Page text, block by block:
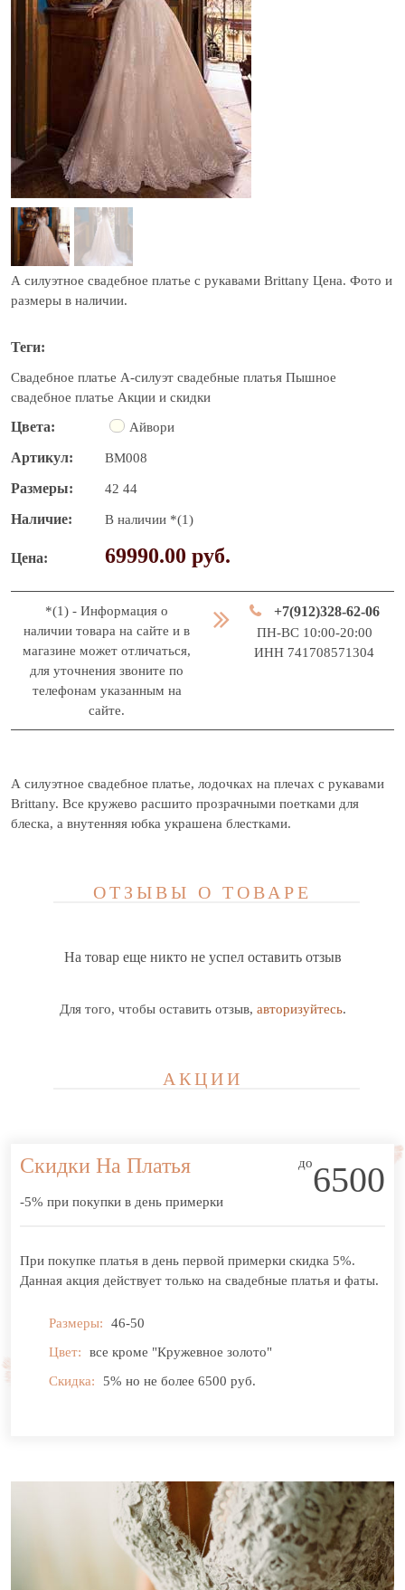
А силуэтное свадебное платье с рукавами Brittany Цена. Фото и
размеры в наличии.
Теги
Свадебное платье А-силуэт свадебные платья Пышное
свадебное платье Акции и скидки
Цвета Айвори
Артикул BM008
Размеры 42 44
Наличие В наличии *(1)
Цена 69990.00 руб.
*(1) - Информация о
наличии товара на сайте и в
магазине может отличаться,
для уточнения звоните по
телефонам указанным на
сайте.
+7(912)328-62-06
ПН-ВС 10:00-20:00
ИНН 741708571304
А силуэтное свадебное платье, лодочках на плечах с рукавами
Brittany. Все кружево расшито прозрачными поетками для
блеска, а внутенняя юбка украшена блестками.
ОТЗЫВЫ О ТОВАРЕ
На товар еще никто не успел оставить отзыв
Для того, чтобы оставить отзыв, авторизуйтесь.
АКЦИИ
Скидки На Платья
-5% при покупки в день примерки
до6500
При покупке платья в день первой примерки скидка 5%.
Данная акция действует только на свадебные платья и фаты.
Размеры:
46-50
Цвет:
все кроме "Кружевное золото"
Скидка:
5% но не более 6500 руб.